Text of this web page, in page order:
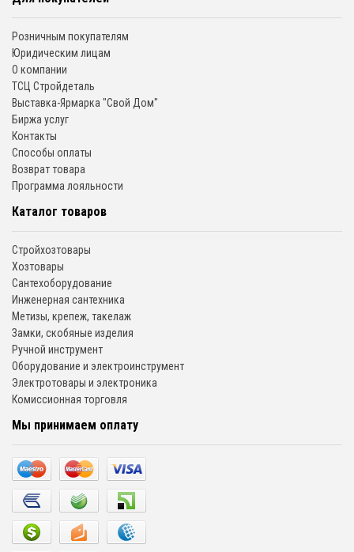
Розничным покупателям
Юридическим лицам
О компании
ТСЦ Стройдеталь
Выставка-Ярмарка "Свой Дом"
Биржа услуг
Контакты
Способы оплаты
Возврат товара
Программа лояльности
Каталог товаров
Стройхозтовары
Хозтовары
Сантехоборудование
Инженерная сантехника
Метизы, крепеж, такелаж
Замки, скобяные изделия
Ручной инструмент
Оборудование и электроинструмент
Электротовары и электроника
Комиссионная торговля
Мы принимаем оплату